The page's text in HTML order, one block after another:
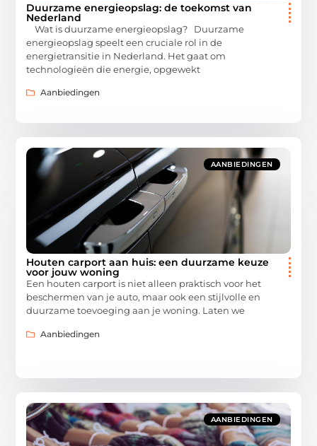
Duurzame energieopslag: de toekomst van
Nederland
Wat is duurzame energieopslag? Duurzame
energieopslag speelt een cruciale rol in de
energietransitie in Nederland. Het gaat om
technologieën die energie, opgewekt
Aanbiedingen
AANBIEDINGEN
Houten carport aan huis: een duurzame keuze
voor jouw woning
Een houten carport is niet alleen praktisch voor het
beschermen van je auto, maar ook een stijlvolle en
duurzame toevoeging aan je woning. Laten we
Aanbiedingen
AANBIEDINGEN